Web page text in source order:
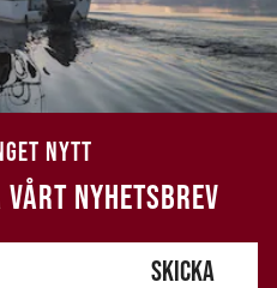
NYTT
NYHETSBREV
SKICKA